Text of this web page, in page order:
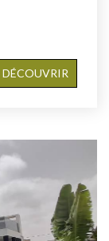
DÉCOUVRIR